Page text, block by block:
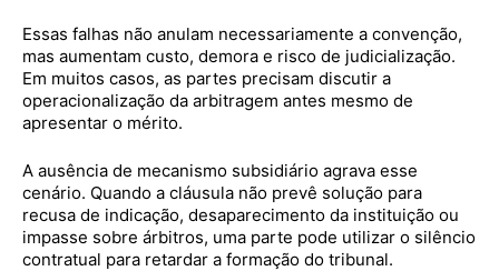
Essas falhas não anulam necessariamente a convenção,
mas aumentam custo, demora e risco de judicialização.
Em muitos casos, as partes precisam discutir a
operacionalização da arbitragem antes mesmo de
apresentar o mérito.
A ausência de mecanismo subsidiário agrava esse
cenário. Quando a cláusula não prevê solução para
recusa de indicação, desaparecimento da instituição ou
impasse sobre árbitros, uma parte pode utilizar o silêncio
contratual para retardar a formação do tribunal.